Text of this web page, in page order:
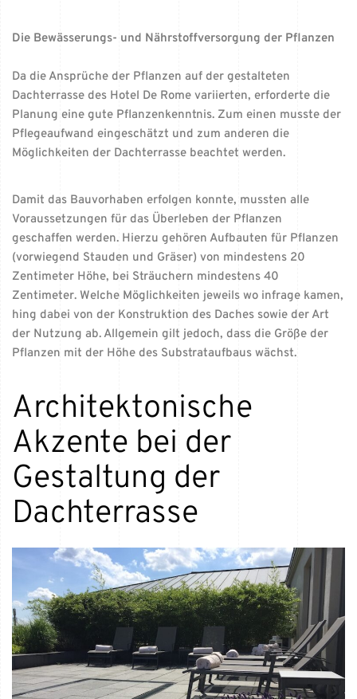
Die Bewässerungs- und Nährstoffversorgung der Pflanzen
Da die Ansprüche der Pflanzen auf der gestalteten
Dachterrasse des Hotel De Rome variierten, erforderte die
Planung eine gute Pflanzenkenntnis. Zum einen musste der
Pflegeaufwand eingeschätzt und zum anderen die
Möglichkeiten der Dachterrasse beachtet werden.
Damit das Bauvorhaben erfolgen konnte, mussten alle
Voraussetzungen für das Überleben der Pflanzen
geschaffen werden. Hierzu gehören Aufbauten für Pflanzen
(vorwiegend Stauden und Gräser) von mindestens 20
Zentimeter Höhe, bei Sträuchern mindestens 40
Zentimeter. Welche Möglichkeiten jeweils wo infrage kamen,
hing dabei von der Konstruktion des Daches sowie der Art
der Nutzung ab. Allgemein gilt jedoch, dass die Größe der
Pflanzen mit der Höhe des Substrataufbaus wächst.
Architektonische
Akzente bei der
Gestaltung der
Dachterrasse